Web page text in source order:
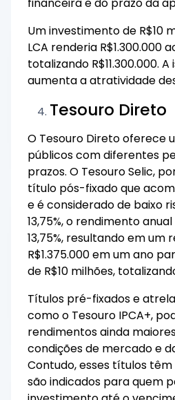
Um investimento de R$10
LCA renderia R$1.300.000
totalizando R$11.300.000. A
aumenta a atratividade
Tesouro Direto
O Tesouro Direto oferece
públicos com diferentes
prazos. O Tesouro Selic,
título pós-fixado que
e é considerado de baixo
13,75%, o rendimento
13,75%, resultando em um
R$1.375.000 em um ano
de R$10 milhões,
Títulos pré-fixados e
como o Tesouro IPCA+,
rendimentos ainda
condições de mercado e
Contudo, esses títulos
são indicados para quem